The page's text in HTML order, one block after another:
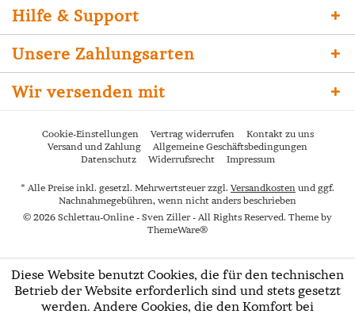
Hilfe & Support
Unsere Zahlungsarten
Wir versenden mit
Cookie-Einstellungen Vertrag widerrufen
Kontakt zu uns
Versand und Zahlung
Allgemeine Geschäftsbedingungen
Datenschutz
Widerrufsrecht Impressum
* Alle Preise inkl. gesetzl. Mehrwertsteuer zzgl. Versandkosten und ggf.
Nachnahmegebühren, wenn nicht anders beschrieben
© 2026 Schlettau-Online - Sven Ziller - All Rights Reserved. Theme by
ThemeWare®
Diese Website benutzt Cookies, die für den technischen
Betrieb der Website erforderlich sind und stets gesetzt
werden. Andere Cookies, die den Komfort bei